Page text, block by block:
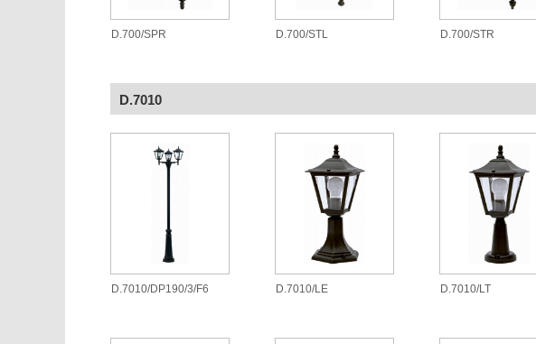
D.700/SPR D.700/STL D.700/STR
D.7010
D.7010/DP190/3/F6 D.7010/LE D.7010/LT